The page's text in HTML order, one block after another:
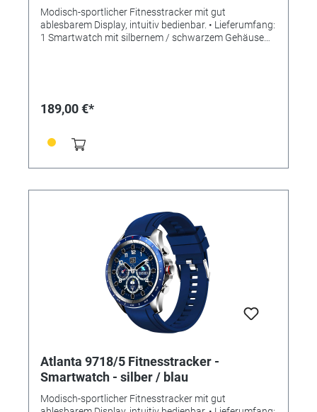
Modisch-sportlicher Fitnesstracker mit gut
ablesbarem Display, intuitiv bedienbar. • Lieferumfang:
1 Smartwatch mit silbernem / schwarzem Gehäuse
Blutsauerstoff - Schrittzähler und Distanz -
Anruf-/Nachrichtenalarme - Verschiedene Sportarten -
Steuerung über kostenlose Smartphone App "DaFit" -
Helligkeitseinstellung Display - Nicht-Stören-Modus -
Erinnerung • SPEZIFIKATIONEN: -
Gehäusedurchmesser: 34mm - Bandbreite: 22mm -
Material: rundes Metallgehäuse mit Lederband -
Display: Mineralglas - Akku- & Batterietyp: Li-Ion Akku -
Wasserdichtheit: Staub- und Spritzwassergeschützt
(IP68) - Farbe: silber / schwarz
189,00 €*
Atlanta 9718/5 Fitnesstracker -
Smartwatch - silber / blau
Modisch-sportlicher Fitnesstracker mit gut